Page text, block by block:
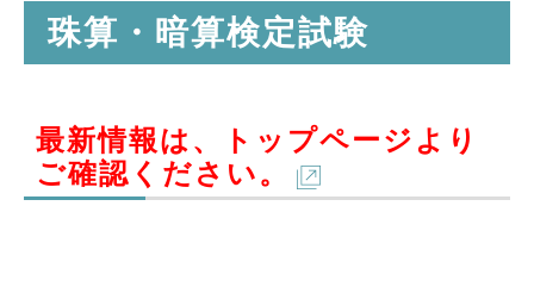
珠算・暗算検定試験
最新情報は、トップページより
ご確認ください。